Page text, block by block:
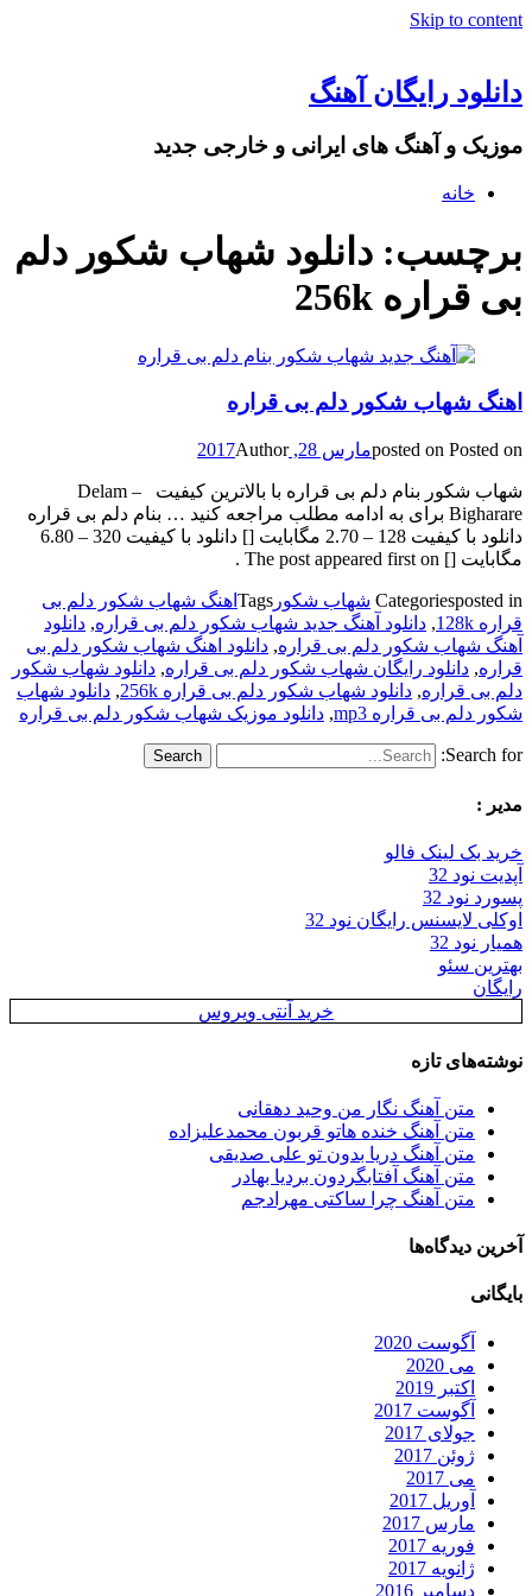
Skip to content
دانلود رایگان آهنگ
موزیک و آهنگ های ایرانی و خارجی جدید
خانه
برچسب: دانلود شهاب شکور دلم
بی قراره 256k
اهنگ شهاب شکور دلم بی قراره
posted on Posted on مارس 28, 2017 Author
شهاب شکور بنام دلم بی قراره با بالاترین کیفیت – Delam
Bigharare برای به ادامه مطلب مراجعه کنید … بنام دلم بی قراره
دانلود با کیفیت 128 – 2.70 مگابایت [] دانلود با کیفیت 320 – 6.80
مگابایت [] The post appeared first on .
Categoriesposted in شهاب شکور Tags اهنگ شهاب شکور دلم بی
قراره 128k
, دانلود آهنگ جدید شهاب شکور دلم بی قراره, دانلود
آهنگ شهاب شکور دلم بی قراره, دانلود اهنگ شهاب شکور دلم بی
قراره, دانلود رایگان شهاب شکور دلم بی قراره, دانلود شهاب شکور
دلم بی قراره, دانلود شهاب شکور دلم بی قراره 256k , دانلود شهاب
شکور دلم بی قراره mp3
, دانلود موزیک شهاب شکور دلم بی قراره
Search for:
مدیر :
خرید بک لینک فالو
آپدیت نود 32
پسورد نود 32
اوکلی لایسنس رایگان نود 32
همیار نود 32
بهترین سئو
رایگان
خرید آنتی ویروس
نوشته‌های تازه
متن آهنگ نگار من وحید دهقانی
متن آهنگ خنده هاتو قربون محمدعلیزاده
متن آهنگ دریا بدون تو علی صدیقی
متن آهنگ آفتابگردون بردیا بهادر
متن آهنگ چرا ساکتی مهرادجم
آخرین دیدگاه‌ها
بایگانی
آگوست 2020
می 2020
اکتبر 2019
آگوست 2017
جولای 2017
ژوئن 2017
می 2017
آوریل 2017
مارس 2017
فوریه 2017
ژانویه 2017
دسامبر 2016